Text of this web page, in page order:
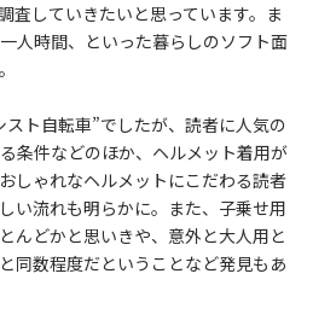
査していきたいと思っています。ま
人時間、といった暮らしのソフト面
ト自転車”でしたが、読者に人気の
条件などのほか、ヘルメット着用が
しゃれなヘルメットにこだわる読者
い流れも明らかに。また、子乗せ用
んどかと思いきや、意外と大人用と
同数程度だということなど発見もあ